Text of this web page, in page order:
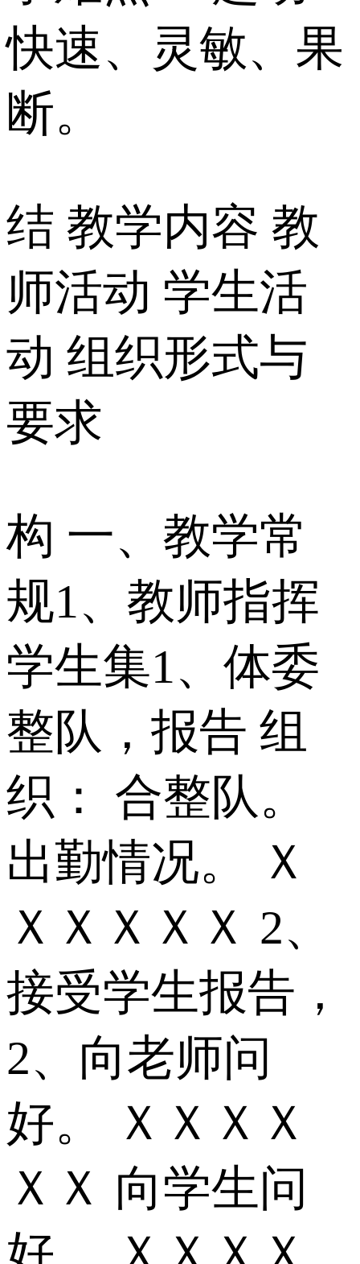
快速、灵敏、果
断。
结 教学内容 教
师活动 学生活
动 组织形式与
要求
构 一、教学常
规1、教师指挥
学生集1、体委
整队，报告 组
织： 合整队。
出勤情况。 Ｘ
ＸＸＸＸＸ 2、
接受学生报告，
2、向老师问
好。 ＸＸＸＸ
ＸＸ 向学生问
好。 ＸＸＸＸ